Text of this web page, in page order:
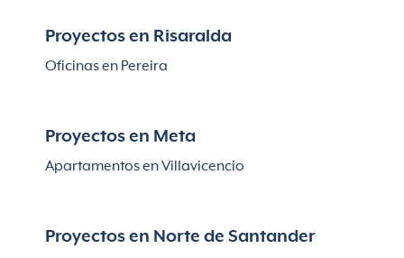
Proyectos en Risaralda
Oficinas en Pereira
Proyectos en Meta
Apartamentos en Villavicencio
Proyectos en Norte de Santander